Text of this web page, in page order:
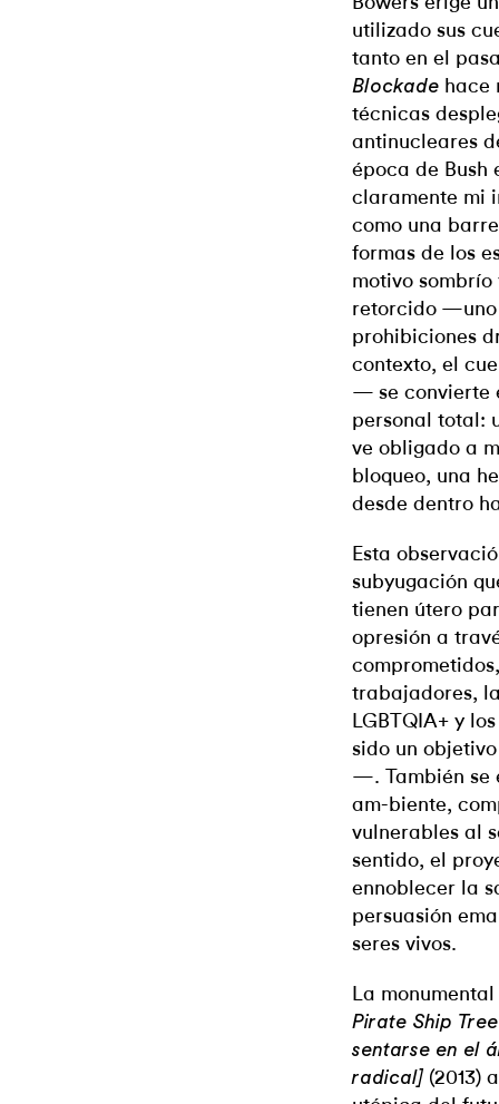
utilizado sus
tanto en el
Blockade hace
técnicas
antinucleares
época de Bush
claramente mi
como una
formas de los
motivo
retorcido —uno
prohibiciones
contexto, el
— se convierte
personal total:
ve obligado a
bloqueo, una
desde dentro
Esta
subyugación
tienen útero
opresión a
trabajadores,
LGBTQIA+ y
sido un
—. También se
am-biente,
vulnerables al
sentido, el
ennoblecer la
persuasión
seres vivos.
La
Pirate Ship
sentarse en el
radical] (2013)